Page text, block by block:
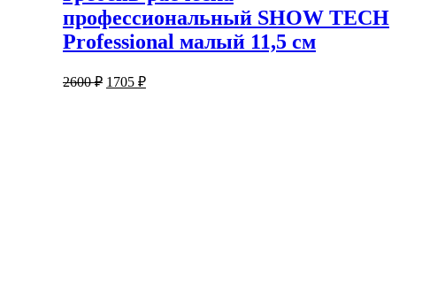
профессиональный SHOW TECH
Professional малый 11,5 см
2600₽ Первоначальная
1705 ₽Текущая